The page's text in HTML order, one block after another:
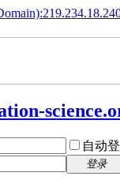
自动
登录